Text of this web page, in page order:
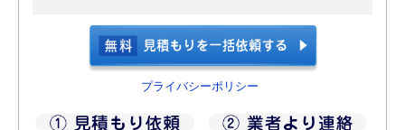
プライバシーポリシー